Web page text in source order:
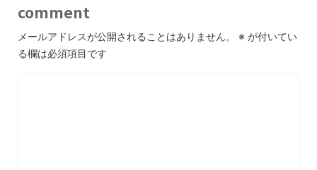
comment
メールアドレスが公開されることはありません。 ※ が付いてい
る欄は必須項目です